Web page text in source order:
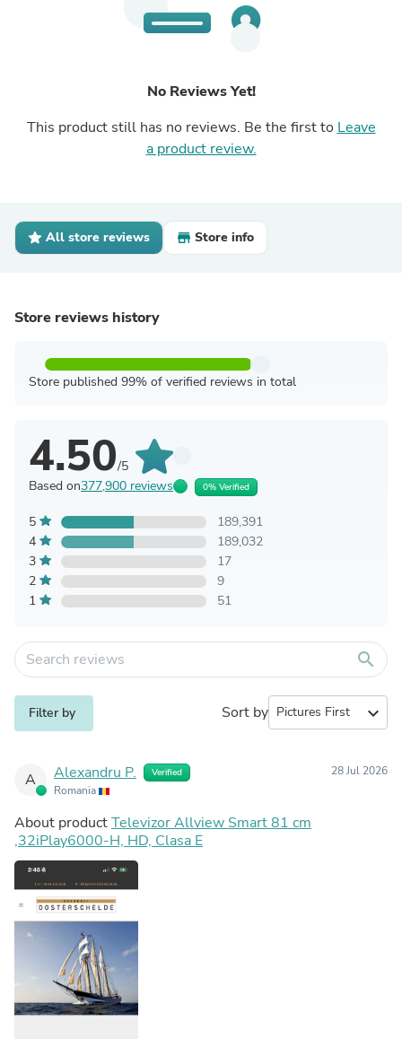
No Reviews Yet!
This product still has no reviews. Be the first to Leave
a product review.
All store reviews Store info
Store reviews history
Store published 99% of verified reviews in total
4.50/5
Based on377,900 reviews 0% Verified
5
189,391
4
189,032
3
17
2
9
1
51
search
Filter by Sort by expand_more
A Alexandru P. Verified
Romania
28 Jul 2026
About productTelevizor Allview Smart 81 cm
,32iPlay6000-H, HD, Clasa E